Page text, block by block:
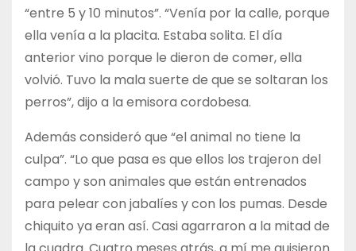
“entre 5 y 10 minutos”. “Venía por la calle, porque
ella venía a la placita. Estaba solita. El día
anterior vino porque le dieron de comer, ella
volvió. Tuvo la mala suerte de que se soltaran los
perros”, dijo a la emisora cordobesa.
Además consideró que “el animal no tiene la
culpa”. “Lo que pasa es que ellos los trajeron del
campo y son animales que están entrenados
para pelear con jabalíes y con los pumas. Desde
chiquito ya eran así. Casi agarraron a la mitad de